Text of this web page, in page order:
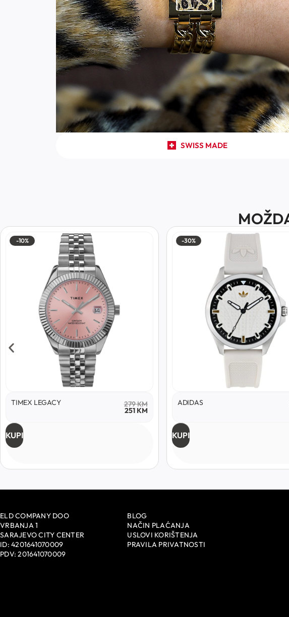
SWISS MADE
-10%
TIMEX LEGACY 279KM
251 KM
KUPI
-30%
ADIDAS
KUPI
ELD COMPANY DOO
VRBANJA 1
SARAJEVO CITY CENTER
ID: 4201641070009
PDV: 201641070009
BLOG
NAČIN PLAĆANJA
USLOVI KORIŠTENJA
PRAVILA PRIVATNOSTI